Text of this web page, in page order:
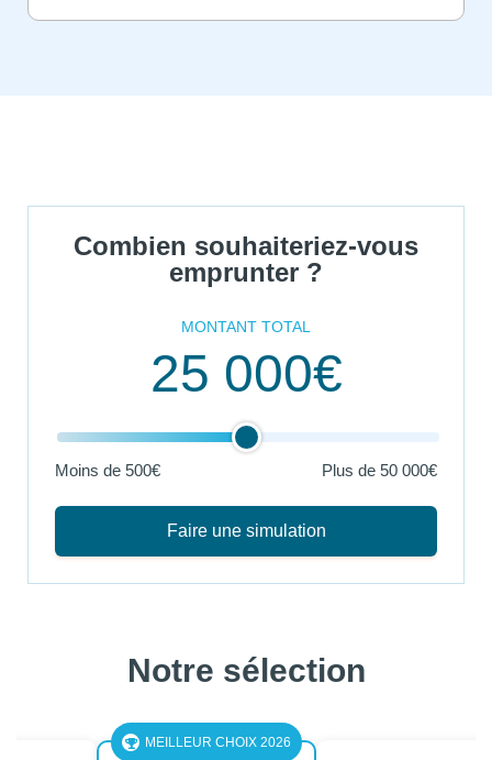
Combien souhaiteriez-vous
emprunter ?
MONTANT TOTAL
25 000€
Moins de 500€ Plus de 50 000€
Faire une simulation
Notre sélection
CHOIX 2026